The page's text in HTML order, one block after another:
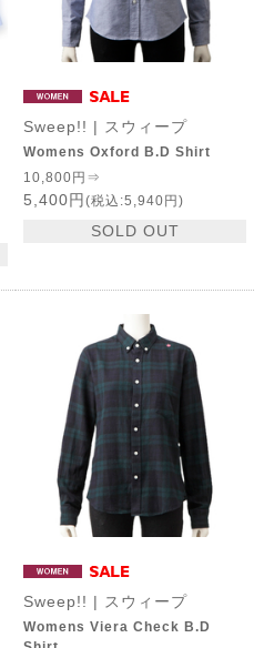
Sweep!! | スウィープ
Womens Oxford B.D Shirt
10,800円⇒
5,400円 (税込:5,940円)
SOLD OUT
Sweep!! | スウィープ
Womens Viera Check B.D